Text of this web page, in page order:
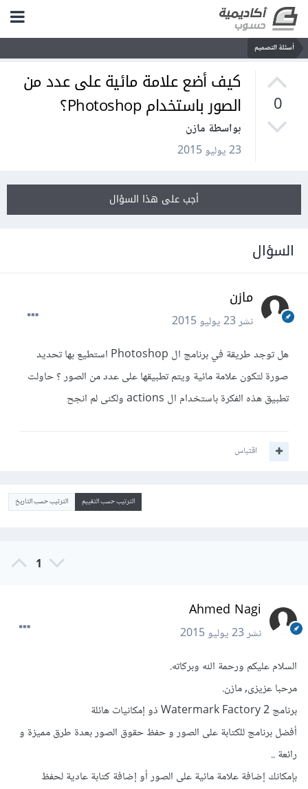
أسئلة التصميم
0
كيف أضع علامة مائية على عدد من
الصور باستخدام Photoshop؟
بواسطة مازن
23 يوليو 2015
أجب على هذا السؤال
السؤال
مازن
نشر23 يوليو 2015
هل توجد طريقة في برنامج ال Photoshop استطيع بها تحديد
صورة لتكون علامة مائية ويتم تطبيقها على عدد من الصور ؟ حاولت
تطبيق هذه الفكرة باستخدام ال actions ولكنى لم انجح
اقتباس
الترتيب حسب التقييم الترتيب حسب التاريخ
1
Ahmed Nagi
نشر23 يوليو 2015
السلام عليكم ورحمة الله وبركاته.
مرحبا عزيزى, مازن.
برنامج 2 Watermark Factory ذو إمكانيات هائلة
أفضل برنامج للكتابة على الصور و حفظ حقوق الصور بعدة طرق مميزة و
رائعة ..
بإمكانك إضافة علامة مائية على الصور أو إضافة كتابة عادية لحفظ